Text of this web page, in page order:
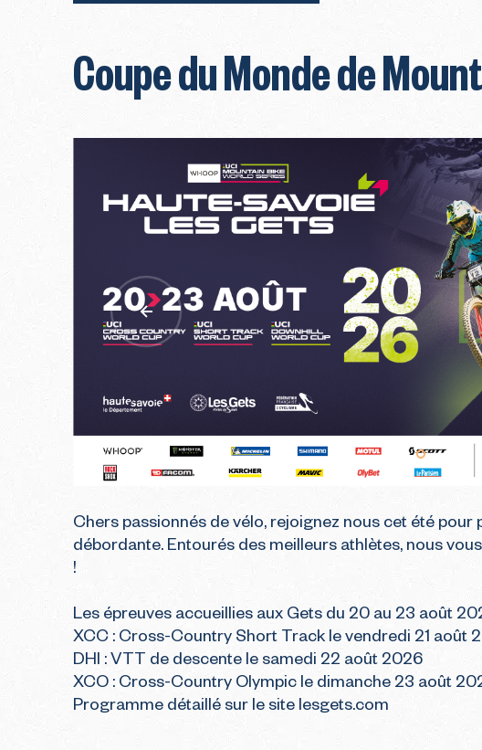
Coupe du Monde de
Chers passionnés de vélo, rejoignez nous cet été
débordante. Entourés des meilleurs athlètes, nous
!
Les épreuves accueillies aux Gets du 20 au 23 août
XCC : Cross-Country Short Track le vendredi 21 août
DHI : VTT de descente le samedi 22 août 2026
XCO : Cross-Country Olympic le dimanche 23 août
Programme détaillé sur le site lesgets.com